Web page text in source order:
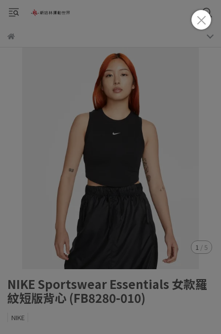
1 / 5
NIKE Sportswear Essentials 女款羅
紋短版背心 (FB8280-010)
NIKE